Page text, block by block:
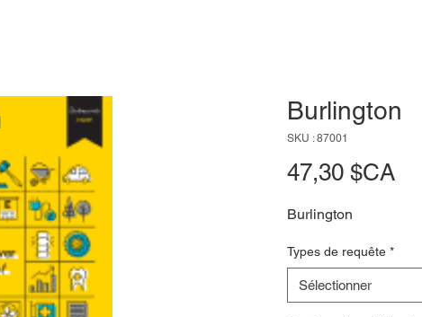
Burlington
SKU : 87001
47,30 $CAPrix
Burlington
Types de requête *
Sélectionner